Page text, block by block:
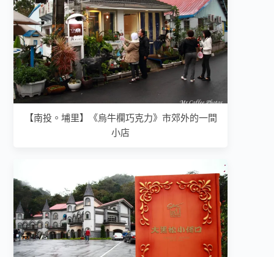
【南投。埔里】《烏牛欄巧克力》市郊外的一間
小店